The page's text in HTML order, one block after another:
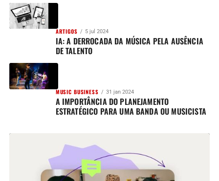
ARTIGOS 5 jul 2024
IA: A DERROCADA DA MÚSICA PELA AUSÊNCIA
DE TALENTO
MUSIC BUSINESS 31 jan 2024
A IMPORTÂNCIA DO PLANEJAMENTO
ESTRATÉGICO PARA UMA BANDA OU MUSICISTA